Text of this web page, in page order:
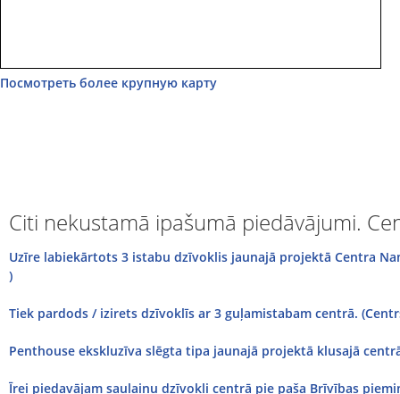
Посмотреть более крупную карту
Citi nekustamā ipašumā piedāvājumi.
Uzīre labiekārtots 3 istabu dzīvoklis jaunajā projektā Centra
)
Tiek pardods / izirets dzīvoklīs ar 3 guļamistabam centrā.
Penthouse ekskluzīva slēgta tipa jaunajā projektā klusajā
Īrei piedavājam saulainu dzīvokli centrā pie paša Brīvības